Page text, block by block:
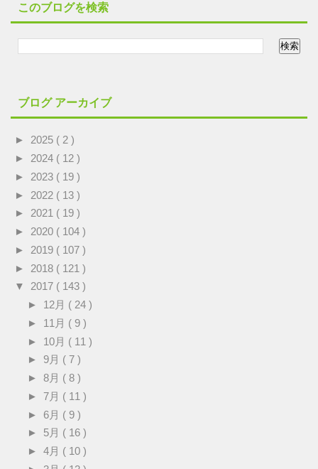
このブログを検索
ブログ アーカイブ
► 2025 ( 2 )
► 2024 ( 12 )
► 2023 ( 19 )
► 2022 ( 13 )
► 2021 ( 19 )
► 2020 ( 104 )
► 2019 ( 107 )
► 2018 ( 121 )
▼ 2017 ( 143 )
► 12月 ( 24 )
► 11月 ( 9 )
► 10月 ( 11 )
► 9月 ( 7 )
► 8月 ( 8 )
► 7月 ( 11 )
► 6月 ( 9 )
► 5月 ( 16 )
► 4月 ( 10 )